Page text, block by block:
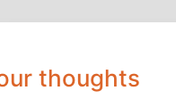
thoughts